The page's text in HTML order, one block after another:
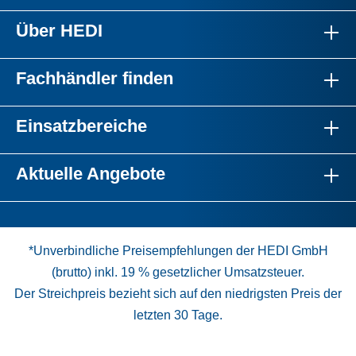
Über HEDI
Fachhändler finden
Einsatzbereiche
Aktuelle Angebote
*Unverbindliche Preisempfehlungen der HEDI GmbH
(brutto) inkl. 19 % gesetzlicher Umsatzsteuer.
Der Streichpreis bezieht sich auf den niedrigsten Preis der
letzten 30 Tage.